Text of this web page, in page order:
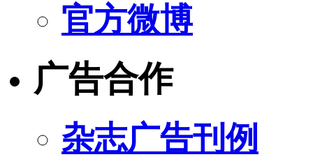
官方微博
广告合作
杂志广告刊例